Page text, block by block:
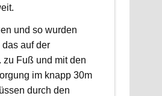
und so wurden
auf der
zu Fuß und mit den
im knapp 30m
durch den